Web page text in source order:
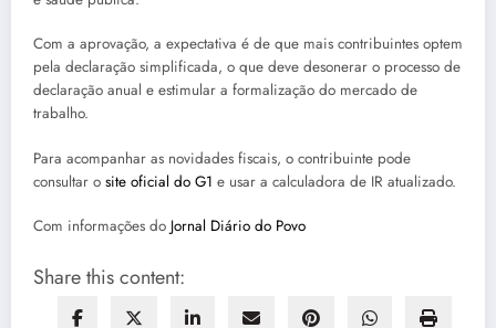
Com a aprovação, a expectativa é de que mais contribuintes optem
pela declaração simplificada, o que deve desonerar o processo de
declaração anual e estimular a formalização do mercado de
trabalho.
Para acompanhar as novidades fiscais, o contribuinte pode
consultar o site oficial do G1 e usar a calculadora de IR atualizado.
Com informações do Jornal Diário do Povo
Share this content: